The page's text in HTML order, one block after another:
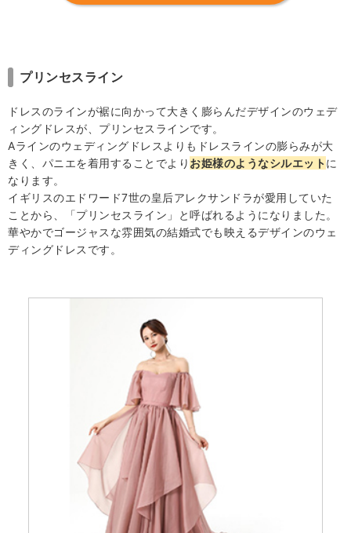
プリンセスライン
ドレスのラインが裾に向かって大きく膨らんだデザインのウェデ
ィングドレスが、プリンセスラインです。
Aラインのウェディングドレスよりもドレスラインの膨らみが大
きく、パニエを着用することでより お姫様のようなシルエットに
なります。
イギリスのエドワード7世の皇后アレクサンドラが愛用していた
ことから、「プリンセスライン」と呼ばれるようになりました。
華やかでゴージャスな雰囲気の結婚式でも映えるデザインのウェ
ディングドレスです。